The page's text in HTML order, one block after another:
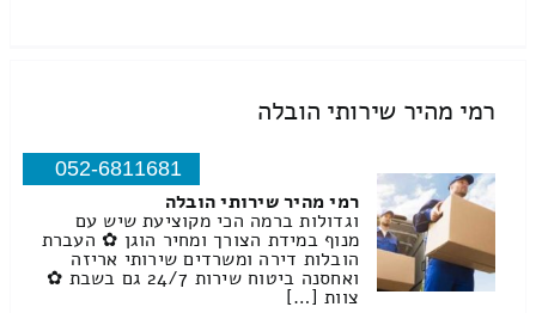
רמי מהיר שירותי הובלה
052-6811681
רמי מהיר שירותי הובלה
וגדולות ברמה הכי מקוציעת שיש עם
מנוף במידת הצורך ומחיר הוגן ✿ העברת
הובלות דירה ומשרדים שירותי אריזה
ואחסנה ביטוח שירות 24/7 גם בשבת ✿
צוות […]